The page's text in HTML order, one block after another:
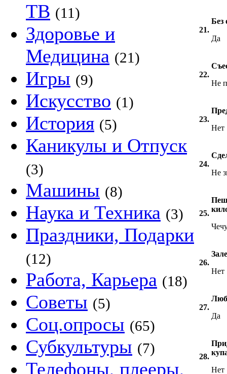
ТВ (11)
Здоровье и
Медицина (21)
Игры (9)
Искусство (1)
История (5)
Каникулы и Отпуск
(3)
Машины (8)
Наука и Техника (3)
Праздники, Подарки
(12)
Работа, Карьера (18)
Советы (5)
Соц.опросы (65)
Субкультуры (7)
Телефоны, плееры,
21.
Без
Да
22.
Не
23.
Нет
24.
Не
25.
26.
Нет
27.
Да
28.
Нет